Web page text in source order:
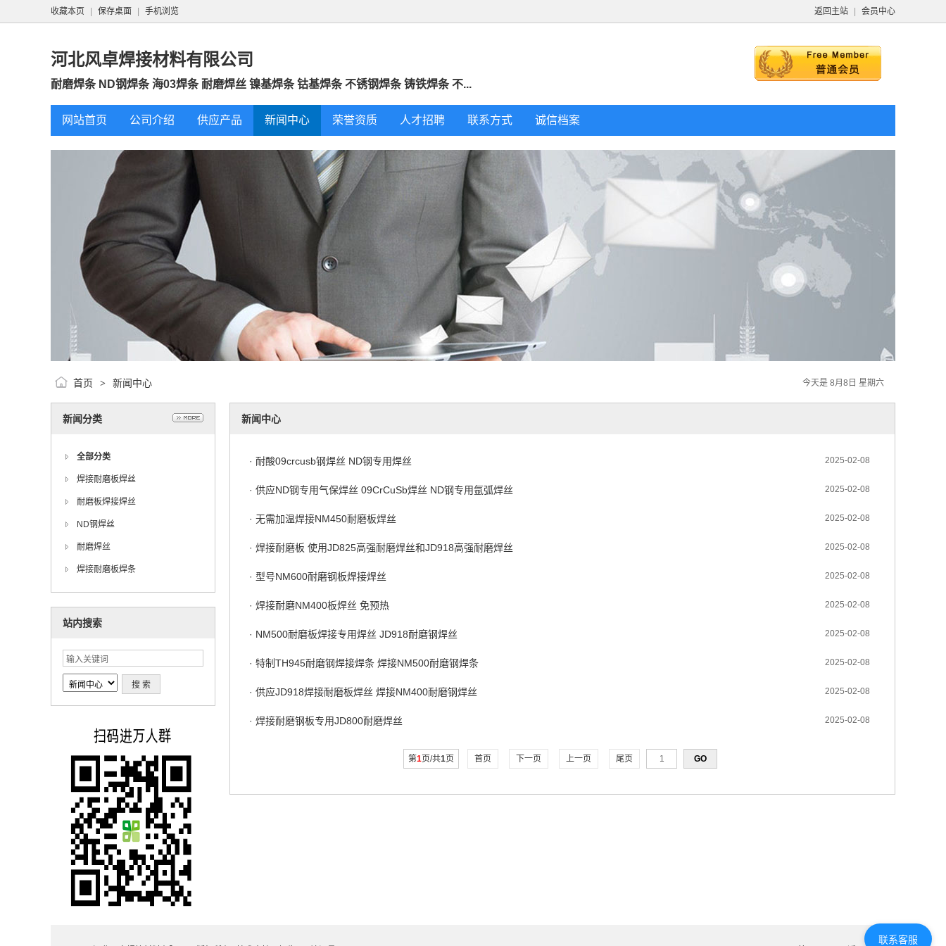
返回主站 会员中心
收藏本页 保存桌面 手机浏览
河北风卓焊接材料有限公司
耐磨焊条 ND钢焊条 海03焊条 耐磨焊丝 镍基焊条 钴基焊条 不锈钢焊条 铸铁焊条 不...
网站首页 公司介绍 供应产品 新闻中心 荣誉资质 人才招聘 联系方式 诚信档案
今天是 8月8日 星期六
首页 > 新闻中心
新闻分类
全部分类
焊接耐磨板焊丝
耐磨板焊接焊丝
ND钢焊丝
耐磨焊丝
焊接耐磨板焊条
站内搜索
新闻中心
· 耐酸09crcusb钢焊丝 ND钢专用焊丝 2025-02-08
· 供应ND钢专用气保焊丝 09CrCuSb焊丝 ND钢专用氩弧焊丝 2025-02-08
· 无需加温焊接NM450耐磨板焊丝 2025-02-08
· 焊接耐磨板 使用JD825高强耐磨焊丝和JD918高强耐磨焊丝 2025-02-08
· 型号NM600耐磨钢板焊接焊丝 2025-02-08
· 焊接耐磨NM400板焊丝 免预热 2025-02-08
· NM500耐磨板焊接专用焊丝 JD918耐磨钢焊丝 2025-02-08
· 特制TH945耐磨钢焊接焊条 焊接NM500耐磨钢焊条 2025-02-08
· 供应JD918焊接耐磨板焊丝 焊接NM400耐磨钢焊丝 2025-02-08
· 焊接耐磨钢板专用JD800耐磨焊丝 2025-02-08
第1页/共1页 首页 下一页 上一页 尾页
联系客服